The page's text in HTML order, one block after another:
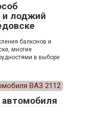
и лоджий
балконов и
многие
в выборе